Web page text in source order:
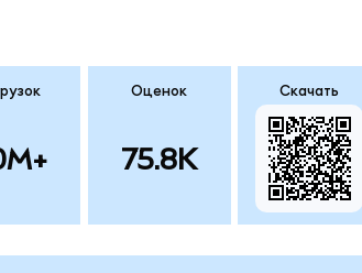
Оценок
75.8K
Скачать